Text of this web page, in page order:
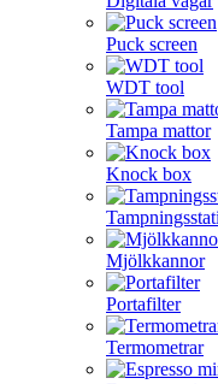
Puck screen
WDT tool
Tampa mattor
Knock box
Mjölkkannor
Portafilter
Termometrar